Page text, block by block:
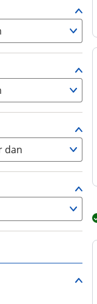
dan